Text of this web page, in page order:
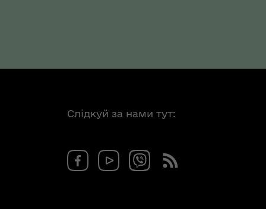
Слідкуй за нами тут: